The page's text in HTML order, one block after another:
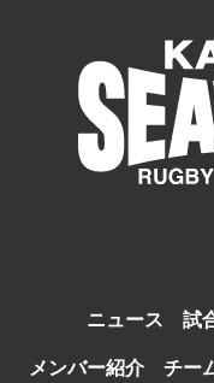
ニュース 試
メンバー紹介
チー